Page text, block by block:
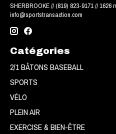
SHERBROOKE // (819) 823-9171 // 1626
info@sportstransaction.com
Catégories
2/1 BÂTONS BASEBALL
SPORTS
VÉLO
PLEIN AIR
EXERCISE & BIEN-ÊTRE